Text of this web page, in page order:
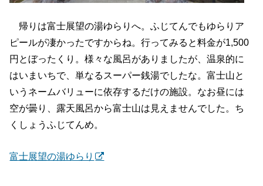
帰りは富士展望の湯ゆらりへ。ふじてんでもゆらりア
ピールが凄かったですからね。行ってみると料金が1,500
円とぼったくり。様々な風呂がありましたが、温泉的に
はいまいちで、単なるスーパー銭湯でしたな。富士山と
いうネームバリューに依存するだけの施設。なお昼には
空が曇り、露天風呂から富士山は見えませんでした。ち
くしょうふじてんめ。
富士展望の湯ゆらり